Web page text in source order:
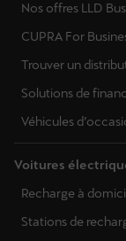
Nos offres LLD
CUPRA For
Trouver un
Solutions de
Véhicules
Voitures
Recharge à
Stations de